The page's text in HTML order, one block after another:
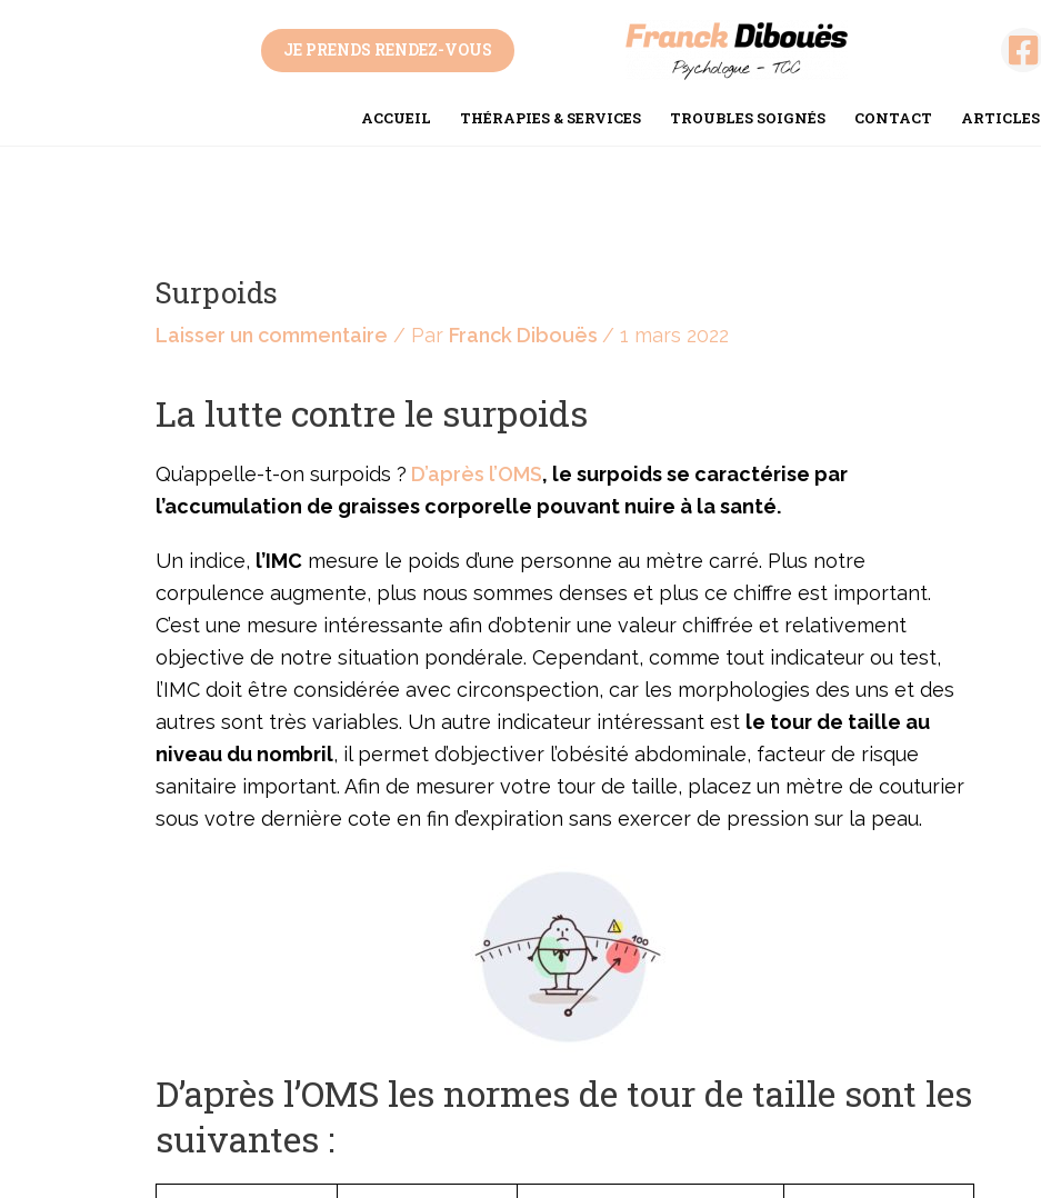
JE PRENDS RENDEZ-VOUS
ACCUEIL THÉRAPIES & SERVICES TROUBLES SOIGNÉS CONTACT ARTICLES
Surpoids
Laisser un commentaire / Par Franck Dibouës /1 mars 2022
La lutte contre le surpoids
Qu’appelle-t-on surpoids ? D’après l’OMS, le surpoids se caractérise par
l’accumulation de graisses corporelle pouvant nuire à la santé.
Un indice, l’IMC mesure le poids d’une personne au mètre carré. Plus notre
corpulence augmente, plus nous sommes denses et plus ce chiffre est important.
C’est une mesure intéressante afin d’obtenir une valeur chiffrée et relativement
objective de notre situation pondérale. Cependant, comme tout indicateur ou test,
l’IMC doit être considérée avec circonspection, car les morphologies des uns et des
autres sont très variables. Un autre indicateur intéressant est le tour de taille au
niveau du nombril, il permet d’objectiver l’obésité abdominale, facteur de risque
sanitaire important. Afin de mesurer votre tour de taille, placez un mètre de couturier
sous votre dernière cote en fin d’expiration sans exercer de pression sur la peau.
D’après l’OMS les normes de tour de taille sont les
suivantes :